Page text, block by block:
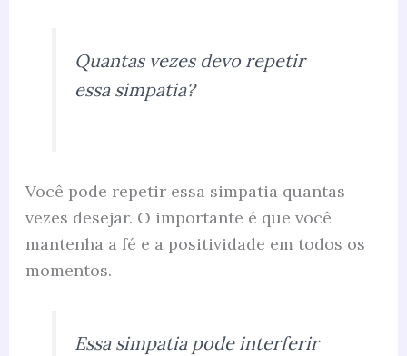
Quantas vezes devo repetir
essa simpatia?
Você pode repetir essa simpatia quantas
vezes desejar. O importante é que você
mantenha a fé e a positividade em todos os
momentos.
Essa simpatia pode interferir